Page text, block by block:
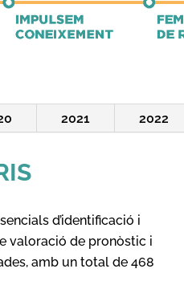
2021 2022
d’identificació i
valoració de pronòstic i
amb un total de 468